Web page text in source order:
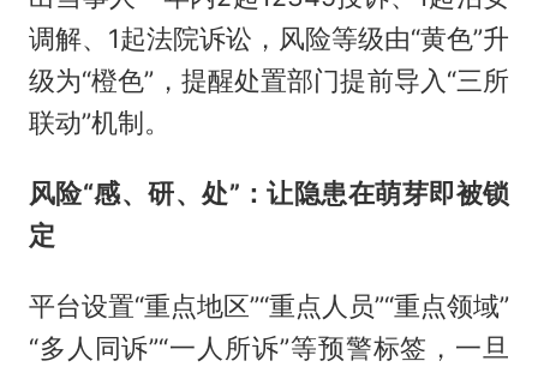
调解、1起法院诉讼，风险等级由“黄色”升
级为“橙色”，提醒处置部门提前导入“三所
联动”机制。
风险“感、研、处”：让隐患在萌芽即被锁
定
平台设置“重点地区”“重点人员”“重点领域”
“多人同诉”“一人所诉”等预警标签，一旦